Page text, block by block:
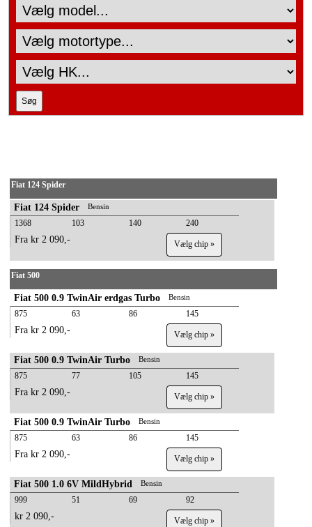
Fiat 124 Spider
Fiat 124 Spider Bensin
1368 103 140 240
Fra kr 2 090,- Vælg chip »
Fiat 500
Fiat 500 0.9 TwinAir erdgas Turbo Bensin
875 63 86 145
Fra kr 2 090,- Vælg chip »
Fiat 500 0.9 TwinAir Turbo Bensin
875 77 105 145
Fra kr 2 090,- Vælg chip »
Fiat 500 0.9 TwinAir Turbo Bensin
875 63 86 145
Fra kr 2 090,- Vælg chip »
Fiat 500 1.0 6V MildHybrid Bensin
999 51 69 92
kr 2 090,- Vælg chip »